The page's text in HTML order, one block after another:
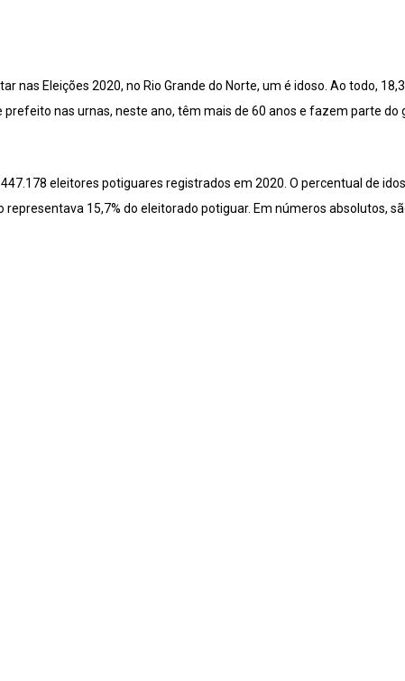
nas Eleições 2020, no Rio Grande do Norte, um é idoso. Ao todo,
nas urnas, neste ano, têm mais de 60 anos e fazem parte do
eleitores potiguares registrados em 2020. O percentual de
representava 15,7% do eleitorado potiguar. Em números absolutos,